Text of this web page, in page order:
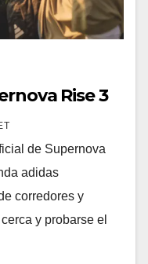
Rise 3
de Supernova
adidas
corredores y
y probarse el